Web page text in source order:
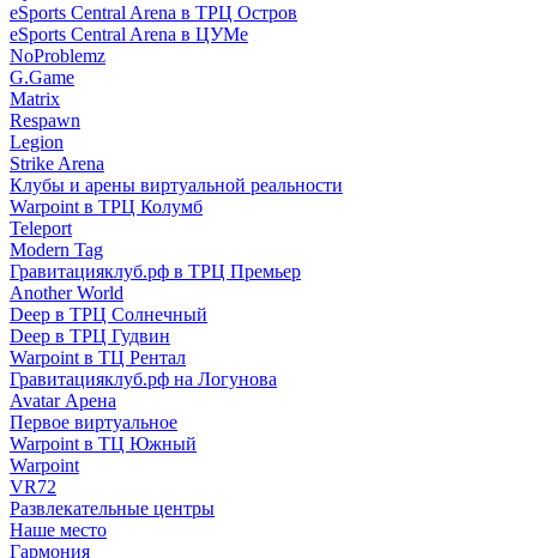
eSports Central Arena в ТРЦ Остров
eSports Central Arena в ЦУМе
NoProblemz
G.Game
Matrix
Respawn
Legion
Strike Arena
Клубы и арены виртуальной реальности
Warpoint в ТРЦ Колумб
Teleport
Modern Tag
Гравитацияклуб.рф в ТРЦ Премьер
Another World
Deep в ТРЦ Солнечный
Deep в ТРЦ Гудвин
Warpoint в ТЦ Рентал
Гравитацияклуб.рф на Логунова
Avatar Арена
Первое виртуальное
Warpoint в ТЦ Южный
Warpoint
VR72
Развлекательные центры
Наше место
Гармония